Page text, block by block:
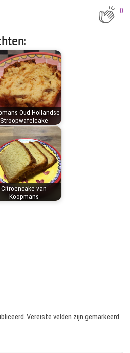
0
Oud Hollandse
Stroopwafelcake
Citroencake van
Koopmans
Vereiste velden zijn gemarkeerd